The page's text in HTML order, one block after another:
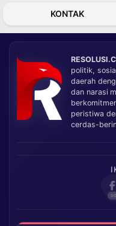
KONTAK
politik,
daerah
dan narasi
peristiwa
cerdas-